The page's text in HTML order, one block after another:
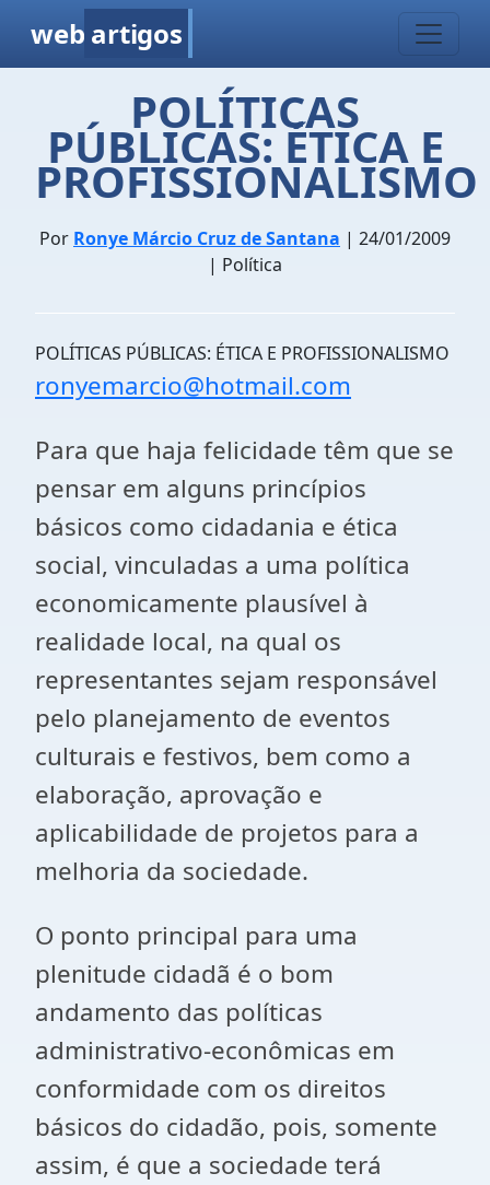
web artigos
POLÍTICAS
PÚBLICAS: ÉTICA E
PROFISSIONALISMO
Por Ronye Márcio Cruz de Santana | 24/01/2009
| Política
POLÍTICAS PÚBLICAS: ÉTICA E PROFISSIONALISMO
ronyemarcio@hotmail.com
Para que haja felicidade têm que se
pensar em alguns princípios
básicos como cidadania e ética
social, vinculadas a uma política
economicamente plausível à
realidade local, na qual os
representantes sejam responsável
pelo planejamento de eventos
culturais e festivos, bem como a
elaboração, aprovação e
aplicabilidade de projetos para a
melhoria da sociedade.
O ponto principal para uma
plenitude cidadã é o bom
andamento das políticas
administrativo-econômicas em
conformidade com os direitos
básicos do cidadão, pois, somente
assim, é que a sociedade terá